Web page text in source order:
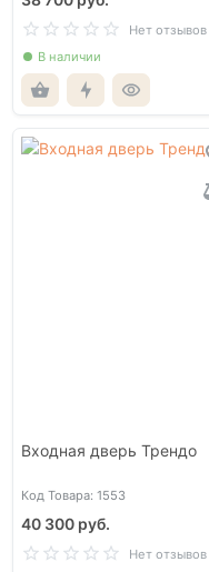
Нет отзывов
В наличии
Входная дверь Трендо
Код Товара: 1553
40 300 руб.
Нет отзывов